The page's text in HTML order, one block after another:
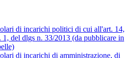
di incarichi politici di cui all'art. 14,
1, del dlgs n. 33/2013 (da pubblicare in
di incarichi di amministrazione, di